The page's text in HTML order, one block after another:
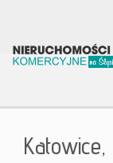
Katowice,